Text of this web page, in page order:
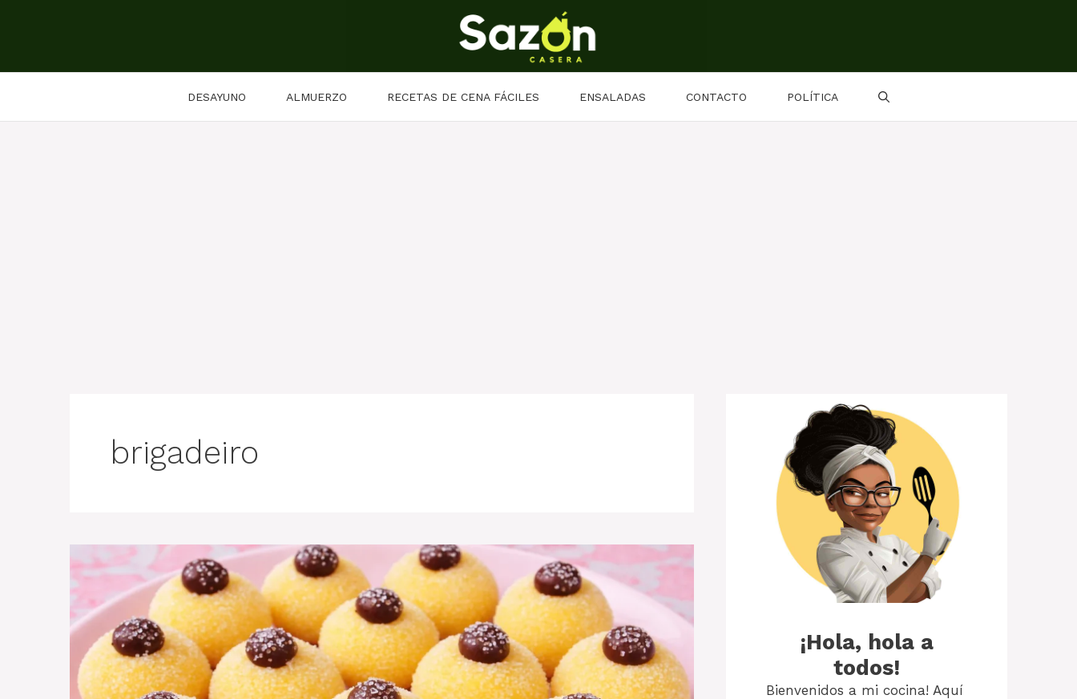
DESAYUNO ALMUERZO RECETAS DE CENA FÁCILES ENSALADAS CONTACTO POLÍTICA
brigadeiro
¡Hola, hola a
todos!
Bienvenidos a mi cocina! Aquí